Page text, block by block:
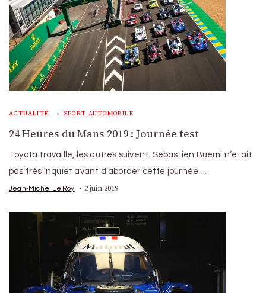
ACTUALITÉ SPORT AUTOMOBILE
24 Heures du Mans 2019 : Journée test
Toyota travaille, les autres suivent. Sébastien Buémi n’était
pas très inquiet avant d’aborder cette journée …
Jean-Michel Le Roy 2 juin 2019